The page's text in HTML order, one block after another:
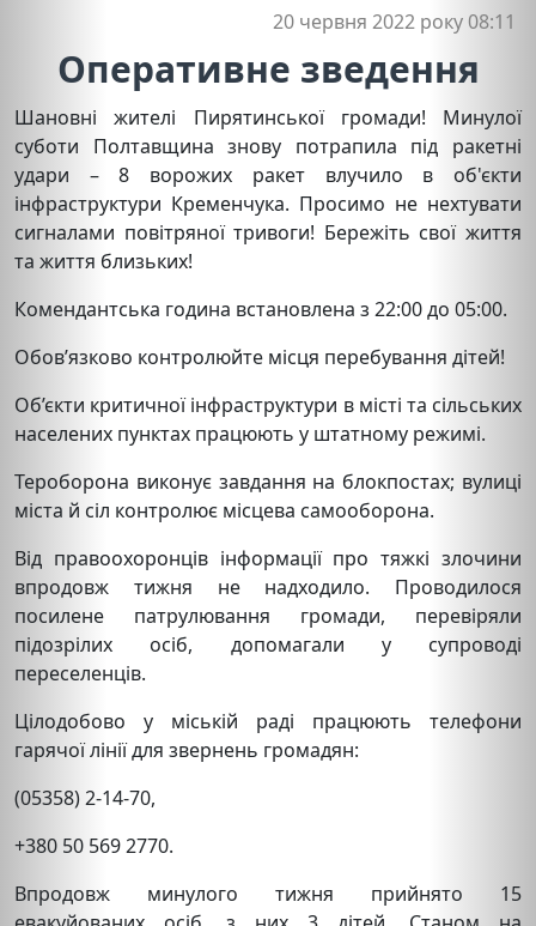
20 червня 2022 року 08:11
Оперативне зведення
Шановні жителі Пирятинської громади! Минулої
суботи Полтавщина знову потрапила під ракетні
удари – 8 ворожих ракет влучило в об'єкти
інфраструктури Кременчука. Просимо не нехтувати
сигналами повітряної тривоги! Бережіть свої життя
та життя близьких!
Комендантська година встановлена з 22:00 до 05:00.
Обов’язково контролюйте місця перебування дітей!
Об’єкти критичної інфраструктури в місті та сільських
населених пунктах працюють у штатному режимі.
Тероборона виконує завдання на блокпостах; вулиці
міста й сіл контролює місцева самооборона.
Від правоохоронців інформації про тяжкі злочини
впродовж тижня не надходило. Проводилося
посилене патрулювання громади, перевіряли
підозрілих осіб, допомагали у супроводі
переселенців.
Цілодобово у міській раді працюють телефони
гарячої лінії для звернень громадян:
(05358) 2-14-70,
+380 50 569 2770.
Впродовж минулого тижня прийнято 15